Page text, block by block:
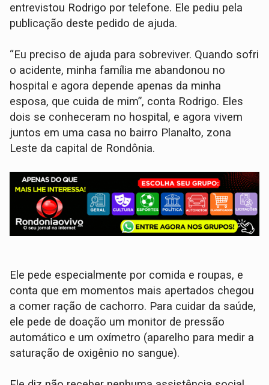
entrevistou Rodrigo por telefone. Ele pediu pela
publicação deste pedido de ajuda.
“Eu preciso de ajuda para sobreviver. Quando sofri
o acidente, minha família me abandonou no
hospital e agora depende apenas da minha
esposa, que cuida de mim”, conta Rodrigo. Eles
dois se conheceram no hospital, e agora vivem
juntos em uma casa no bairro Planalto, zona
Leste da capital de Rondônia.
Ele pede especialmente por comida e roupas, e
conta que em momentos mais apertados chegou
a comer ração de cachorro. Para cuidar da saúde,
ele pede de doação um monitor de pressão
automático e um oxímetro (aparelho para medir a
saturação de oxigênio no sangue).